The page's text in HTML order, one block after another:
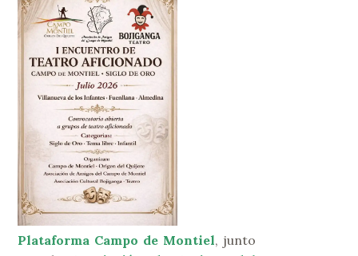
Plataforma Campo de Montiel, junto